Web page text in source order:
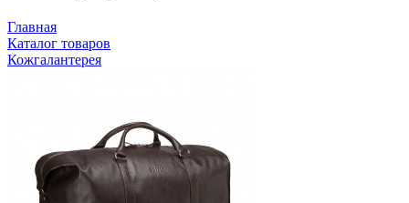
Главная
Каталог товаров
Кожгалантерея